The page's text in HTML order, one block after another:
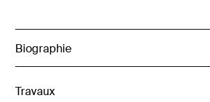
Biographie
Travaux